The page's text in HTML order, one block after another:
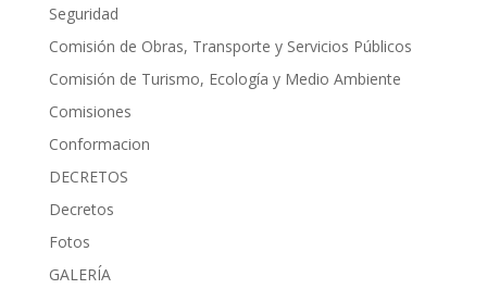
Seguridad
Comisión de Obras, Transporte y Servicios Públicos
Comisión de Turismo, Ecología y Medio Ambiente
Comisiones
Conformacion
DECRETOS
Decretos
Fotos
GALERÍA